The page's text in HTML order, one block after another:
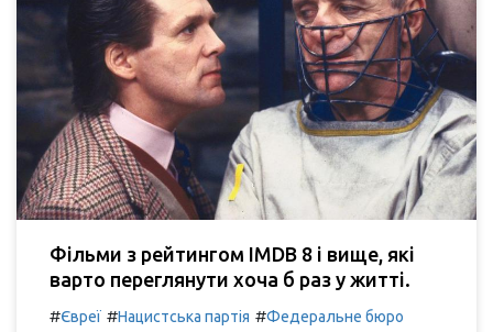
Фільми з рейтингом IMDB 8 і вище, які
варто переглянути хоча б раз у житті.
#Євреї #Нацистська партія #Федеральне бюро